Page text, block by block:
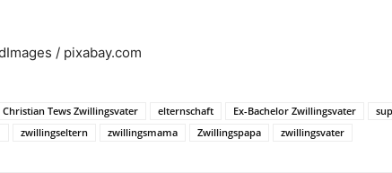
/ pixabay.com
Christian Tews Zwillingsvater elternschaft Ex-Bachelor Zwillingsvater
zwillingseltern zwillingsmama Zwillingspapa zwillingsvater